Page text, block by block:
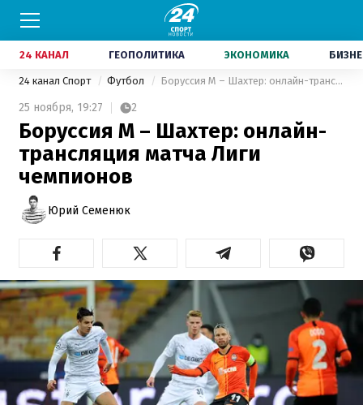
24 КАНАЛ ГЕОПОЛИТИКА ЭКОНОМИКА
24 канал Спорт Футбол Боруссия М – Шахтер: онлайн-трансляция матча Лиги чемпионов
25 ноября, 19:27 2
Боруссия М – Шахтер: онлайн-
трансляция матча Лиги
чемпионов
Юрий Семенюк